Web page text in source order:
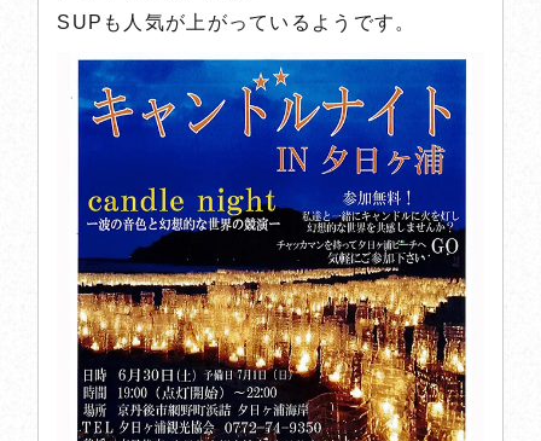
TEL 0772-74-0825
お問い合わせはお電話にて承っております
［受付時間］ 8:30-21:00
閉じる
SUPも人気が上がっているようです。